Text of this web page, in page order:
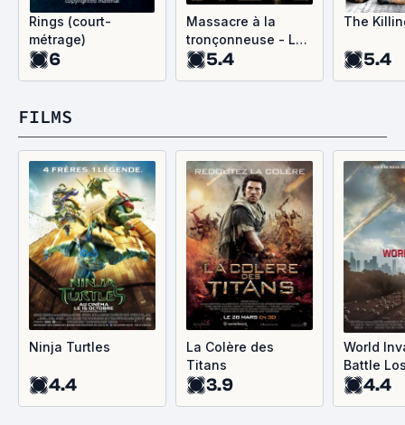
Rings (court-
métrage)
6
Massacre à la
tronçonneuse - Le
commencement
5.4
The
5.4
FILMS
Ninja Turtles
4.4
La Colère des
Titans
3.9
World
Battle
4.4